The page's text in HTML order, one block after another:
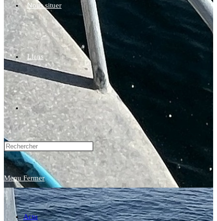
Nous situer
Liens
Toggle
website
search
Menu Fermer
Actu